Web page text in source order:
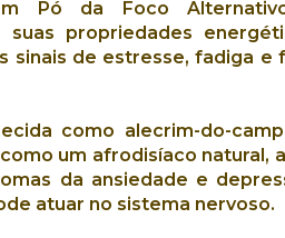
Pó da Foco
suas propriedades
sinais de estresse,fadiga e
como alecrim-do-
um afrodisíaco natural,
da ansiedade e
atuar no sistema nervoso.